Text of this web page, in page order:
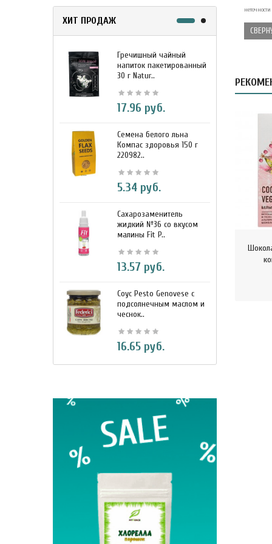
ХИТ ПРОДАЖ
Гречишный чайный
напиток пакетированный
30 г Natur..
17.96 руб.
Семена белого льна
Компас здоровья 150 г
220982..
5.34 руб.
Сахарозаменитель
жидкий №36 со вкусом
малины Fit P..
13.57 руб.
Соус Pesto Genovese c
подсолнечным маслом и
чеснок..
16.65 руб.